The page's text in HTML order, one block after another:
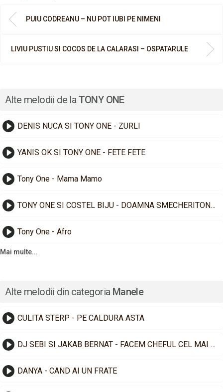
PUIU CODREANU – NU POT IUBI PE NIMENI
LIVIU PUSTIU SI COCOS DE LA CALARASI – OSPATARULE
Alte melodii de laTONY ONE
​DENIS NUCA SI TONY ONE - ZURLI
YANIS OK SI TONY ONE - FETE FETE
Tony One - Mama Mamo
TONY ONE SI COSTEL BIJU - DOAMNA SMECHERITONESCU
Tony One - Afro
Mai multe...
Alte melodii din categoria Manele
CULITA STERP - PE CALDURA ASTA
DJ SEBI SI JAKAB BERNAT - FACEM CHEFUL CEL MAI TARE
DANYA - CAND AI UN FRATE